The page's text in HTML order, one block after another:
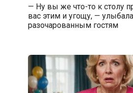
— Ну вы же что-то к столу
вас этим и угощу, —
разочарованным гостям